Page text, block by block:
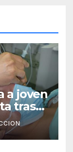
a joven
tras